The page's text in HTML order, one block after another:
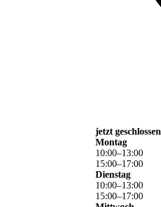
jetzt geschlossen
Montag
10:00–13:00
15:00–17:00
Dienstag
10:00–13:00
15:00–17:00